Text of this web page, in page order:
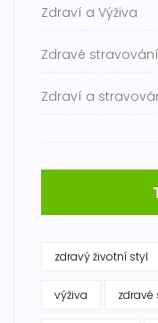
Zdraví a Výživa
Zdravé stravování
Zdraví a
zdravý životní styl
výživa